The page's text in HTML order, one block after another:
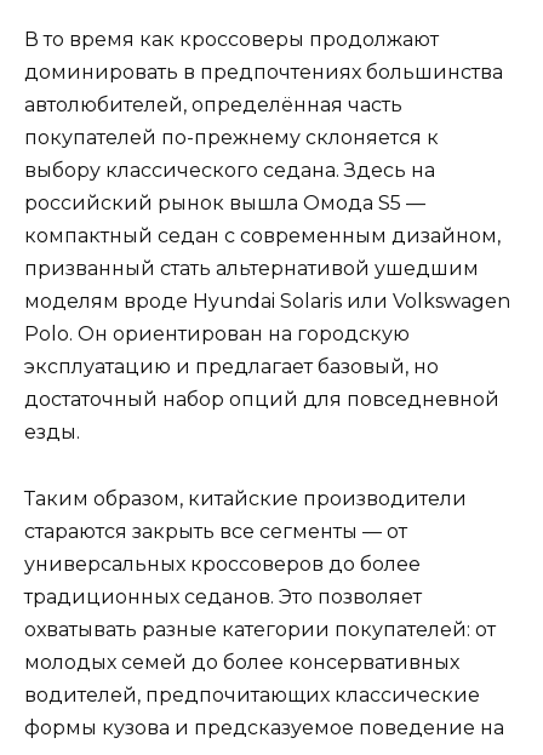
В то время как кроссоверы продолжают
доминировать в предпочтениях большинства
автолюбителей, определённая часть
покупателей по-прежнему склоняется к
выбору классического седана. Здесь на
российский рынок вышла Омода S5 —
компактный седан с современным дизайном,
призванный стать альтернативой ушедшим
моделям вроде Hyundai Solaris или Volkswagen
Polo. Он ориентирован на городскую
эксплуатацию и предлагает базовый, но
достаточный набор опций для повседневной
езды.
Таким образом, китайские производители
стараются закрыть все сегменты — от
универсальных кроссоверов до более
традиционных седанов. Это позволяет
охватывать разные категории покупателей: от
молодых семей до более консервативных
водителей, предпочитающих классические
формы кузова и предсказуемое поведение на